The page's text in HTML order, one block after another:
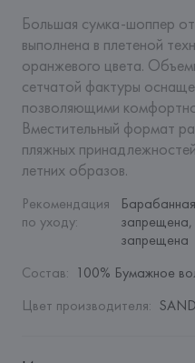
Большая сумка-шоппер
выполнена в плетеной
оранжевого цвета.
сетчатой фактуры
позволяющими
Вместительный формат
пляжных
летних образов.
Рекомендация
по уходу:
запрещена
Состав: 100% Бумажное
Цвет производителя: